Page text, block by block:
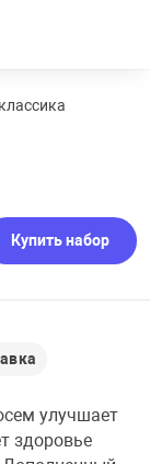
Купить набор
улучшает
здоровье